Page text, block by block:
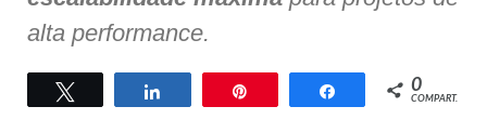
alta performance.
Compartilhar Compartilhar
0
COMPART.